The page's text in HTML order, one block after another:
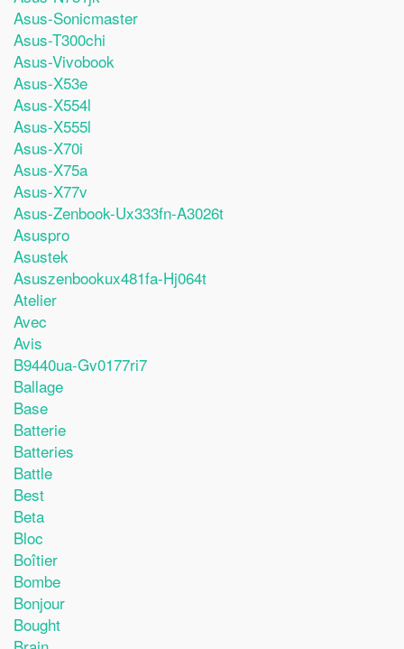
Asus-Sonicmaster
Asus-T300chi
Asus-Vivobook
Asus-X53e
Asus-X554l
Asus-X555l
Asus-X70i
Asus-X75a
Asus-X77v
Asus-Zenbook-Ux333fn-A3026t
Asuspro
Asustek
Asuszenbookux481fa-Hj064t
Atelier
Avec
Avis
B9440ua-Gv0177ri7
Ballage
Base
Batterie
Batteries
Battle
Best
Beta
Bloc
Boîtier
Bombe
Bonjour
Bought